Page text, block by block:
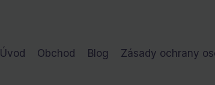
Úvod Obchod Blog Zásady ochrany